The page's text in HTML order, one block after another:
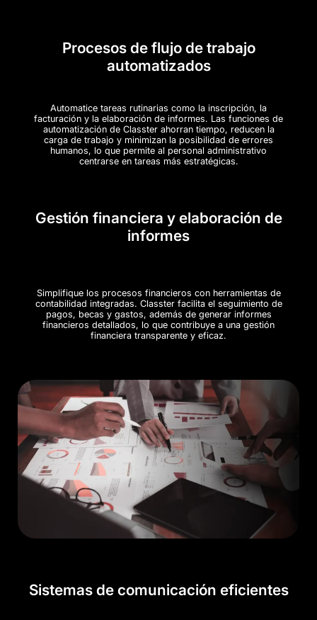
Procesos de flujo de trabajo
automatizados
Automatice tareas rutinarias como la inscripción, la
facturación y la elaboración de informes. Las funciones de
automatización de Classter ahorran tiempo, reducen la
carga de trabajo y minimizan la posibilidad de errores
humanos, lo que permite al personal administrativo
centrarse en tareas más estratégicas.
Gestión financiera y elaboración de
informes
Simplifique los procesos financieros con herramientas de
contabilidad integradas. Classter facilita el seguimiento de
pagos, becas y gastos, además de generar informes
financieros detallados, lo que contribuye a una gestión
financiera transparente y eficaz.
Sistemas de comunicación eficientes